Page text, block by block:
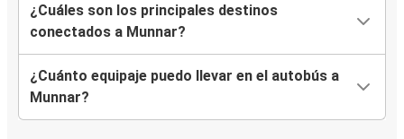
¿Cuáles son los principales destinos
conectados a Munnar?
¿Cuánto equipaje puedo llevar en el autobús a
Munnar?